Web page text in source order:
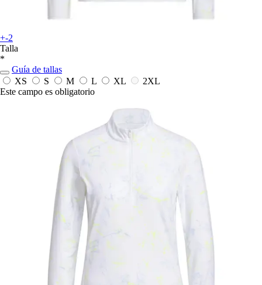
+-2
Talla
*
Guía de tallas
XS
S M L XL
2XL
Este campo es obligatorio